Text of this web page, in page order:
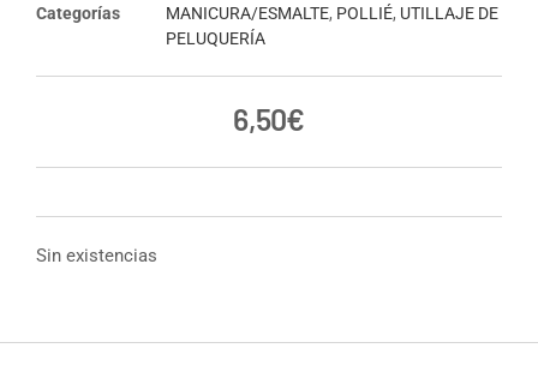
Categorías
MANICURA/ESMALTE, POLLIÉ, UTILLAJE DE
PELUQUERÍA
6,50€
Sin existencias